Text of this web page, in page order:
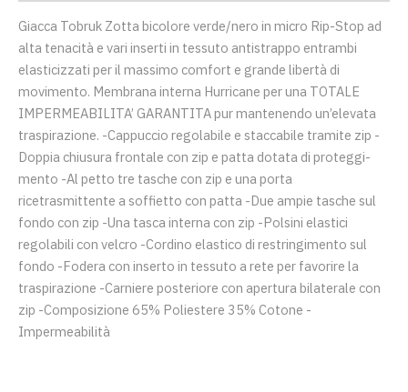
Giacca Tobruk Zotta bicolore verde/nero in micro Rip-Stop ad
alta tenacità e vari inserti in tessuto antistrappo entrambi
elasticizzati per il massimo comfort e grande libertà di
movimento. Membrana interna Hurricane per una TOTALE
IMPERMEABILITA’ GARANTITA pur mantenendo un’elevata
traspirazione. -Cappuccio regolabile e staccabile tramite zip -
Doppia chiusura frontale con zip e patta dotata di proteggi-
mento -Al petto tre tasche con zip e una porta
ricetrasmittente a soffietto con patta -Due ampie tasche sul
fondo con zip -Una tasca interna con zip -Polsini elastici
regolabili con velcro -Cordino elastico di restringimento sul
fondo -Fodera con inserto in tessuto a rete per favorire la
traspirazione -Carniere posteriore con apertura bilaterale con
zip -Composizione 65% Poliestere 35% Cotone -
Impermeabilità